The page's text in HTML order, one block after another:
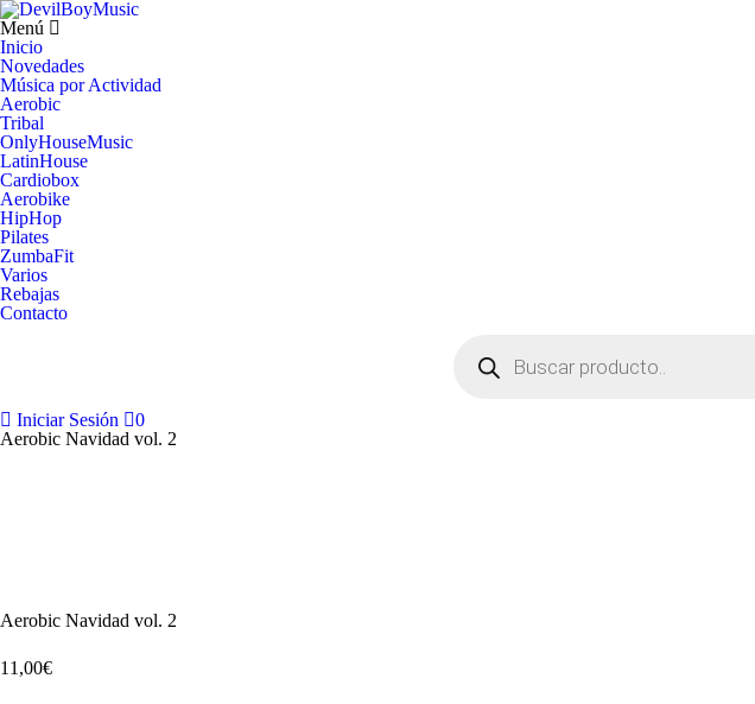
Menú
Inicio
Novedades
Música por Actividad
Aerobic
Tribal
OnlyHouseMusic
LatinHouse
Cardiobox
Aerobike
HipHop
Pilates
ZumbaFit
Varios
Rebajas
Contacto
productos
Iniciar Sesión
0
Aerobic Navidad vol. 2
Aerobic Navidad vol. 2
11,00€